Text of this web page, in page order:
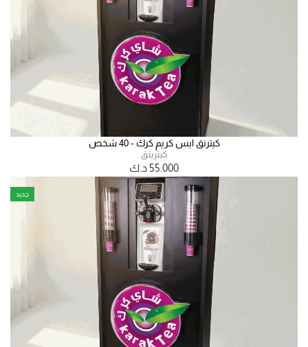
كيترنق ايس كريم كرك - 40 شخص
كيترينق
55.000 د.ك
جديد